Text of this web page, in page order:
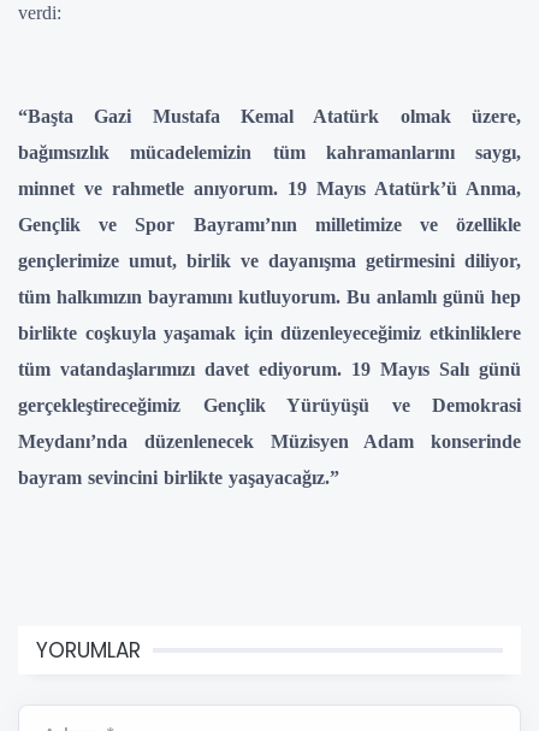
verdi:
“Başta Gazi Mustafa Kemal Atatürk olmak üzere,
bağımsızlık mücadelemizin tüm kahramanlarını saygı,
minnet ve rahmetle anıyorum. 19 Mayıs Atatürk’ü Anma,
Gençlik ve Spor Bayramı’nın milletimize ve özellikle
gençlerimize umut, birlik ve dayanışma getirmesini diliyor,
tüm halkımızın bayramını kutluyorum. Bu anlamlı günü hep
birlikte coşkuyla yaşamak için düzenleyeceğimiz etkinliklere
tüm vatandaşlarımızı davet ediyorum. 19 Mayıs Salı günü
gerçekleştireceğimiz Gençlik Yürüyüşü ve Demokrasi
Meydanı’nda düzenlenecek Müzisyen Adam konserinde
bayram sevincini birlikte yaşayacağız.”
YORUMLAR